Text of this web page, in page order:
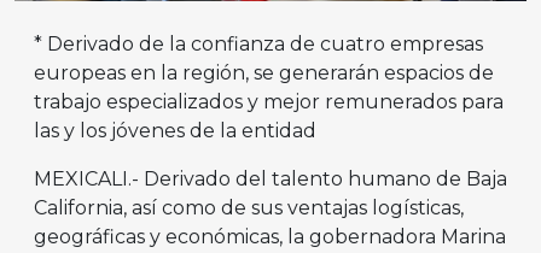
* Derivado de la confianza de cuatro empresas
europeas en la región, se generarán espacios de
trabajo especializados y mejor remunerados para
las y los jóvenes de la entidad
MEXICALI.- Derivado del talento humano de Baja
California, así como de sus ventajas logísticas,
geográficas y económicas, la gobernadora Marina